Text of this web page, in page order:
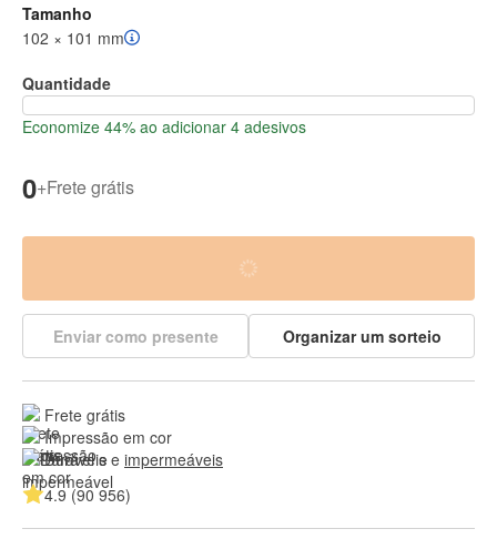
Tamanho
102 × 101 mm
Quantidade
Economize 44% ao adicionar 4 adesivos
0+Frete grátis
Enviar como presente Organizar um sorteio
Frete grátis
Impressão em cor
Duráveis e impermeáveis
4.9 (90 956)